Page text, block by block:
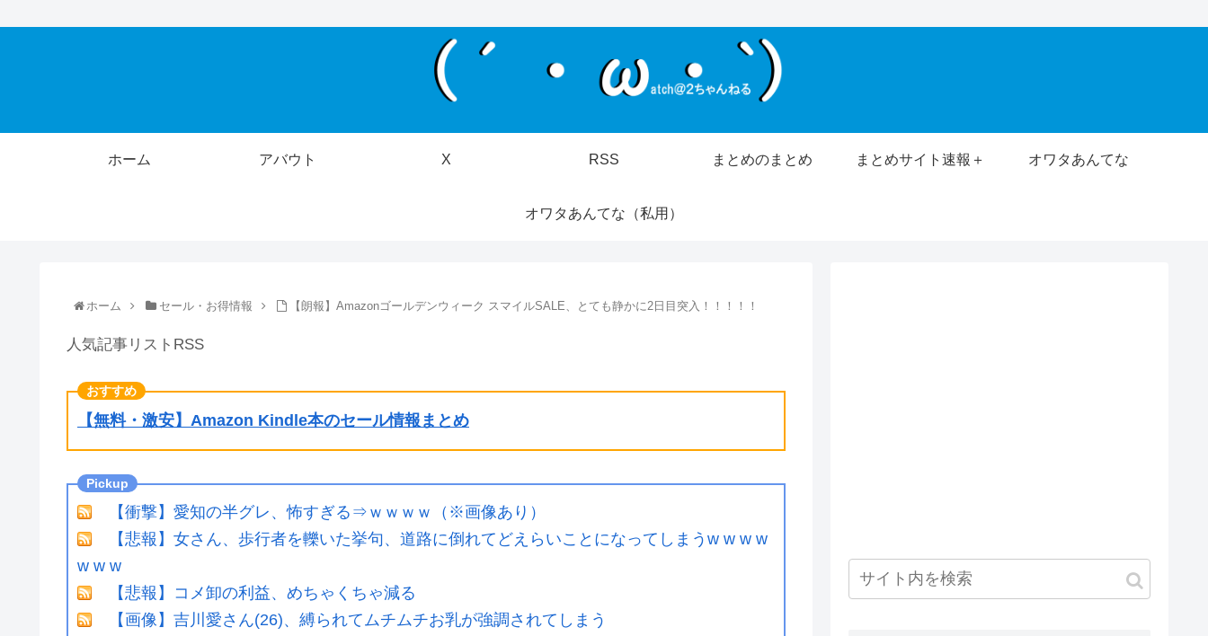
ホーム アバウト X RSS まとめのまとめ まとめサイト速報＋ オワタあんてな
オワタあんてな（私用）
ホーム セール・お得情報 【朗報】Amazonゴールデンウィーク スマイルSALE、とても静かに2日目突入！！！！！
人気記事リストRSS
【無料・激安】Amazon Kindle本のセール情報まとめ
【衝撃】愛知の半グレ、怖すぎる⇒ｗｗｗｗ（※画像あり）
【悲報】女さん、歩行者を轢いた挙句、道路に倒れてどえらいことになってしまうw w w w
w w w
【悲報】コメ卸の利益、めちゃくちゃ減る
【画像】吉川愛さん(26)、縛られてムチムチお乳が強調されてしまう